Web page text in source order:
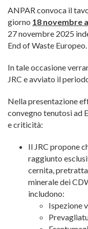
ANPAR convoca il
giorno 18 novembre
27 novembre 2025
End of Waste Europeo.
In tale occasione
JRC e avviato il
Nella presentazione
convegno tenutosi ad
e criticità:
Il JRC propone
raggiunto
cernita,
minerale dei
includono:
Ispezione